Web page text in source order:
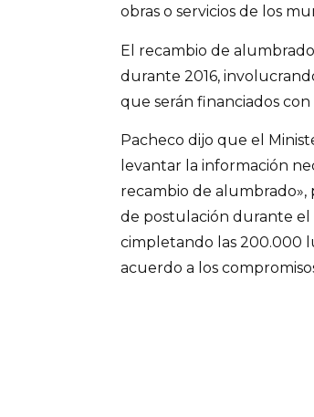
obras o servicios de los
El recambio de
durante 2016,
que serán financiados
Pacheco dijo que el
levantar la información
recambio de
de postulación durante el
cimpletando las 200.000
acuerdo a los